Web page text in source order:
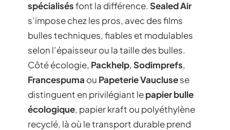
spécialisésfont la différence. Sealed Air
s’impose chez les pros, avec des films
bulles techniques, fiables et modulables
selon l’épaisseur ou la taille des bulles.
Côté écologie, Packhelp, Sodimprefs,
Francespuma ou Papeterie Vauclusese
distinguent en privilégiant lepapier bulle
écologique, papier kraft ou polyéthylène
recyclé, là où le transport durable prend